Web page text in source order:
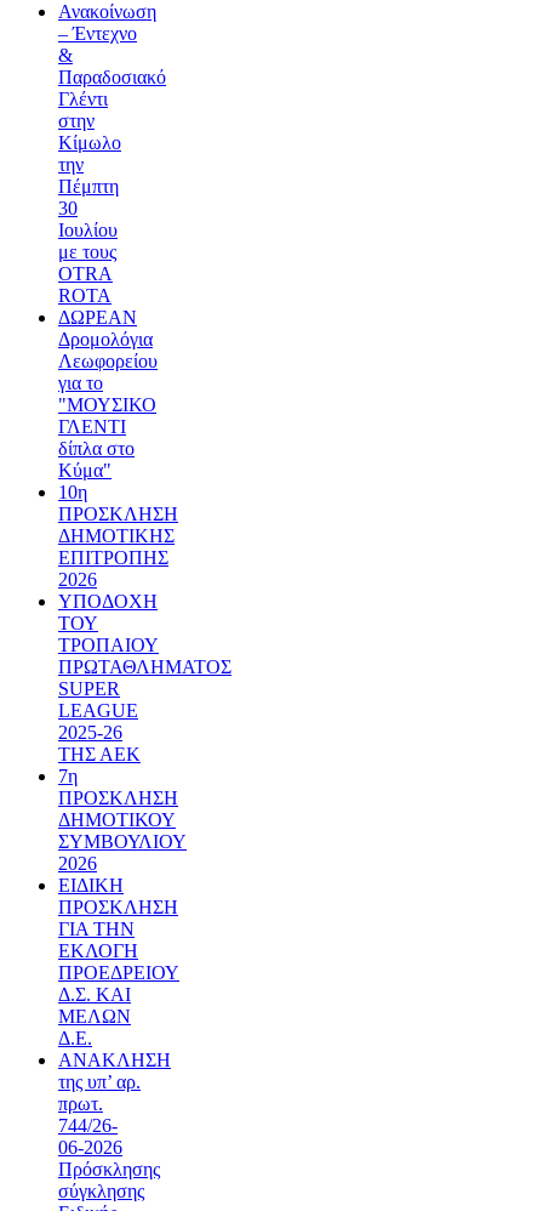
Ανακοίνωση
– Έντεχνο
&
Παραδοσιακό
Γλέντι
στην
Κίμωλο
την
Πέμπτη
30
Ιουλίου
με τους
OTRA
ROTA
ΔΩΡΕΑΝ
Δρομολόγια
Λεωφορείου
για το
"ΜΟΥΣΙΚΟ
ΓΛΕΝΤΙ
δίπλα στο
Κύμα"
10η
ΠΡΟΣΚΛΗΣΗ
ΔΗΜΟΤΙΚΗΣ
ΕΠΙΤΡΟΠΗΣ
2026
ΥΠΟΔΟΧΗ
ΤΟΥ
ΤΡΟΠΑΙΟΥ
ΠΡΩΤΑΘΛΗΜΑΤΟΣ
SUPER
LEAGUE
2025-26
ΤΗΣ ΑΕΚ
7η
ΠΡΟΣΚΛΗΣΗ
ΔΗΜΟΤΙΚΟΥ
ΣΥΜΒΟΥΛΙΟΥ
2026
ΕΙΔΙΚΗ
ΠΡΟΣΚΛΗΣΗ
ΓΙΑ ΤΗΝ
ΕΚΛΟΓΗ
ΠΡΟΕΔΡΕΙΟΥ
Δ.Σ. ΚΑΙ
ΜΕΛΩΝ
Δ.Ε.
ΑΝΑΚΛΗΣΗ
της υπ’ αρ.
πρωτ.
744/26-
06-2026
Πρόσκλησης
σύγκλησης